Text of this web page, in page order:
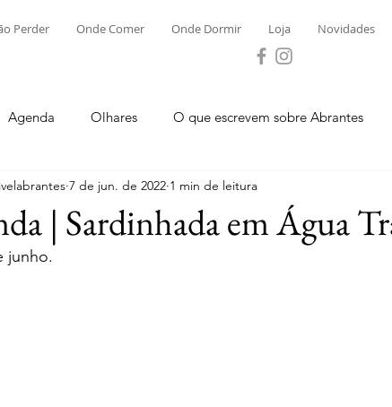
Perder Onde Comer Onde Dormir Loja Novidades
Agenda Olhares O que escrevem sobre Abrantes
Alvega e Concavada Bemposta
Rio de Moinhos
| Sardinhada em Água
7 de jun. de 2022 1 min de leitura
junho.